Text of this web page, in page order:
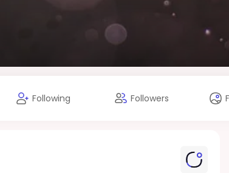
Following Followers